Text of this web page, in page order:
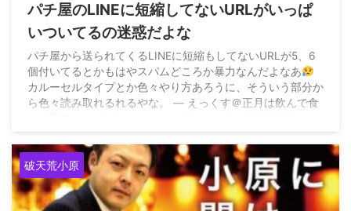
パチ屋のLINEに短縮してないURLがいっぱ
いついてるの迷惑だよな
パチ屋から送られてくるLINEに短縮もしてないURLが5、6
個付いてるとかもはやスパムどころか暴力なんだよなあ
カルーセルタイプとか色々やり方あろうに、そういう部分か
ら色々読み取れるれるやな。 — えっくす＠正月は飲んで食
破天荒小原